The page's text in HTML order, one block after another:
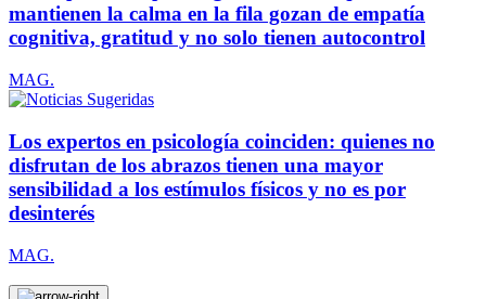
mantienen la calma en la fila gozan de empatía
cognitiva, gratitud y no solo tienen autocontrol
MAG.
Los expertos en psicología coinciden: quienes no
disfrutan de los abrazos tienen una mayor
sensibilidad a los estímulos físicos y no es por
desinterés
MAG.